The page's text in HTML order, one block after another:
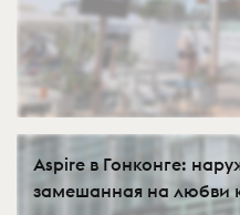
Aspire в Гонконге:
замешанная на любви